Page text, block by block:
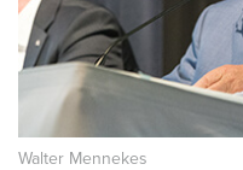
Walter Mennekes